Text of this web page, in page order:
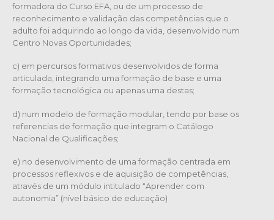
formadora do Curso EFA, ou de um processo de
reconhecimento e validação das competências que o
adulto foi adquirindo ao longo da vida, desenvolvido num
Centro Novas Oportunidades;
c) em percursos formativos desenvolvidos de forma
articulada, integrando uma formação de base e uma
formação tecnológica ou apenas uma destas;
d) num modelo de formação modular, tendo por base os
referencias de formação que integram o Catálogo
Nacional de Qualificações;
e) no desenvolvimento de uma formação centrada em
processos reflexivos e de aquisição de competências,
através de um módulo intitulado “Aprender com
autonomia” (nível básico de educação)